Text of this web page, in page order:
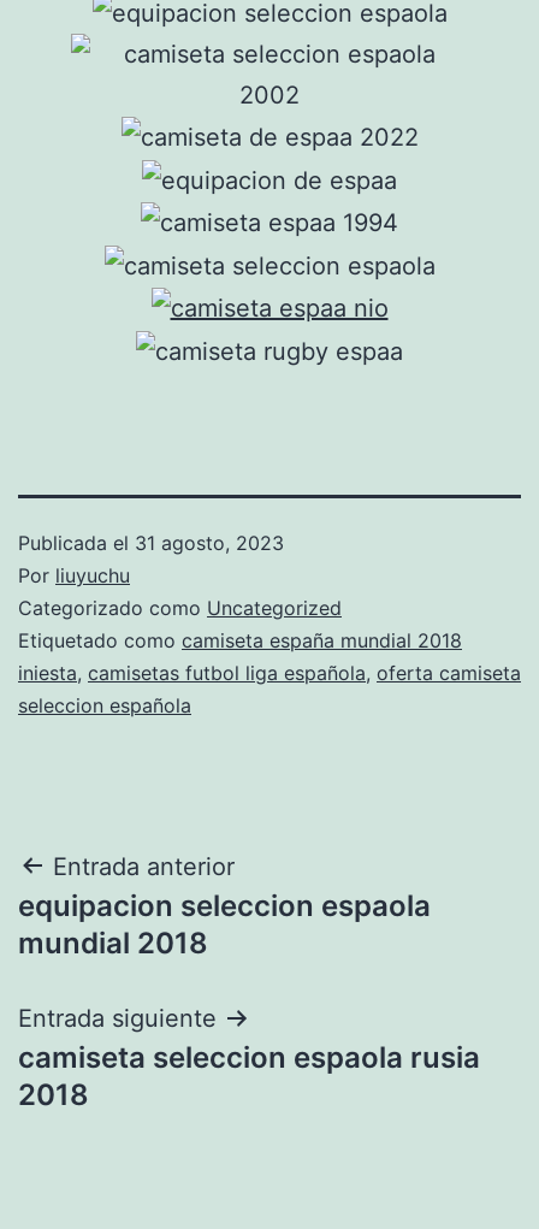
Publicada el 31 agosto, 2023
Por liuyuchu
Categorizado como Uncategorized
Etiquetado como camiseta españa mundial 2018
iniesta, camisetas futbol liga española, oferta camiseta
seleccion española
Navegación
de
Entrada anterior
equipacion seleccion espaola
mundial 2018
Entrada siguiente
camiseta seleccion espaola rusia
2018